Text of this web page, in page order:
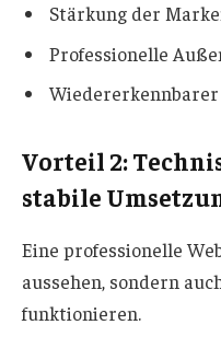
Stärkung der
Professionelle
Vorteil 2:
stabile
Eine professionelle
aussehen, sondern
funktionieren.